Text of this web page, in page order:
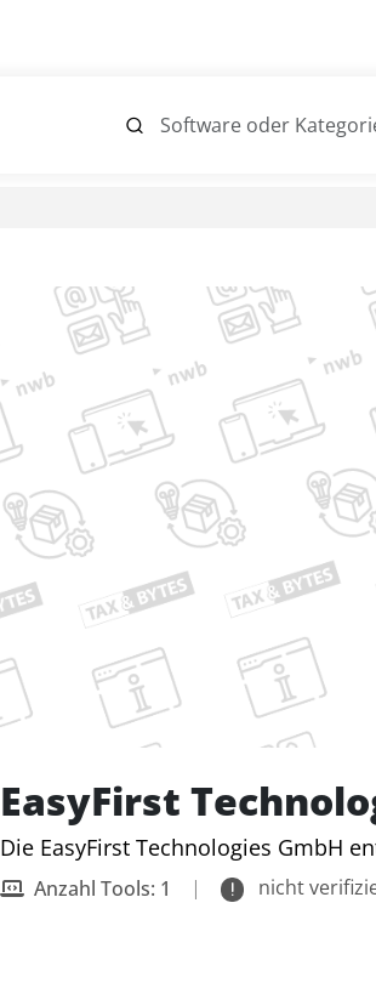
EasyFirst
Die EasyFirst Technologies GmbH
Anzahl Tools: 1 | nicht